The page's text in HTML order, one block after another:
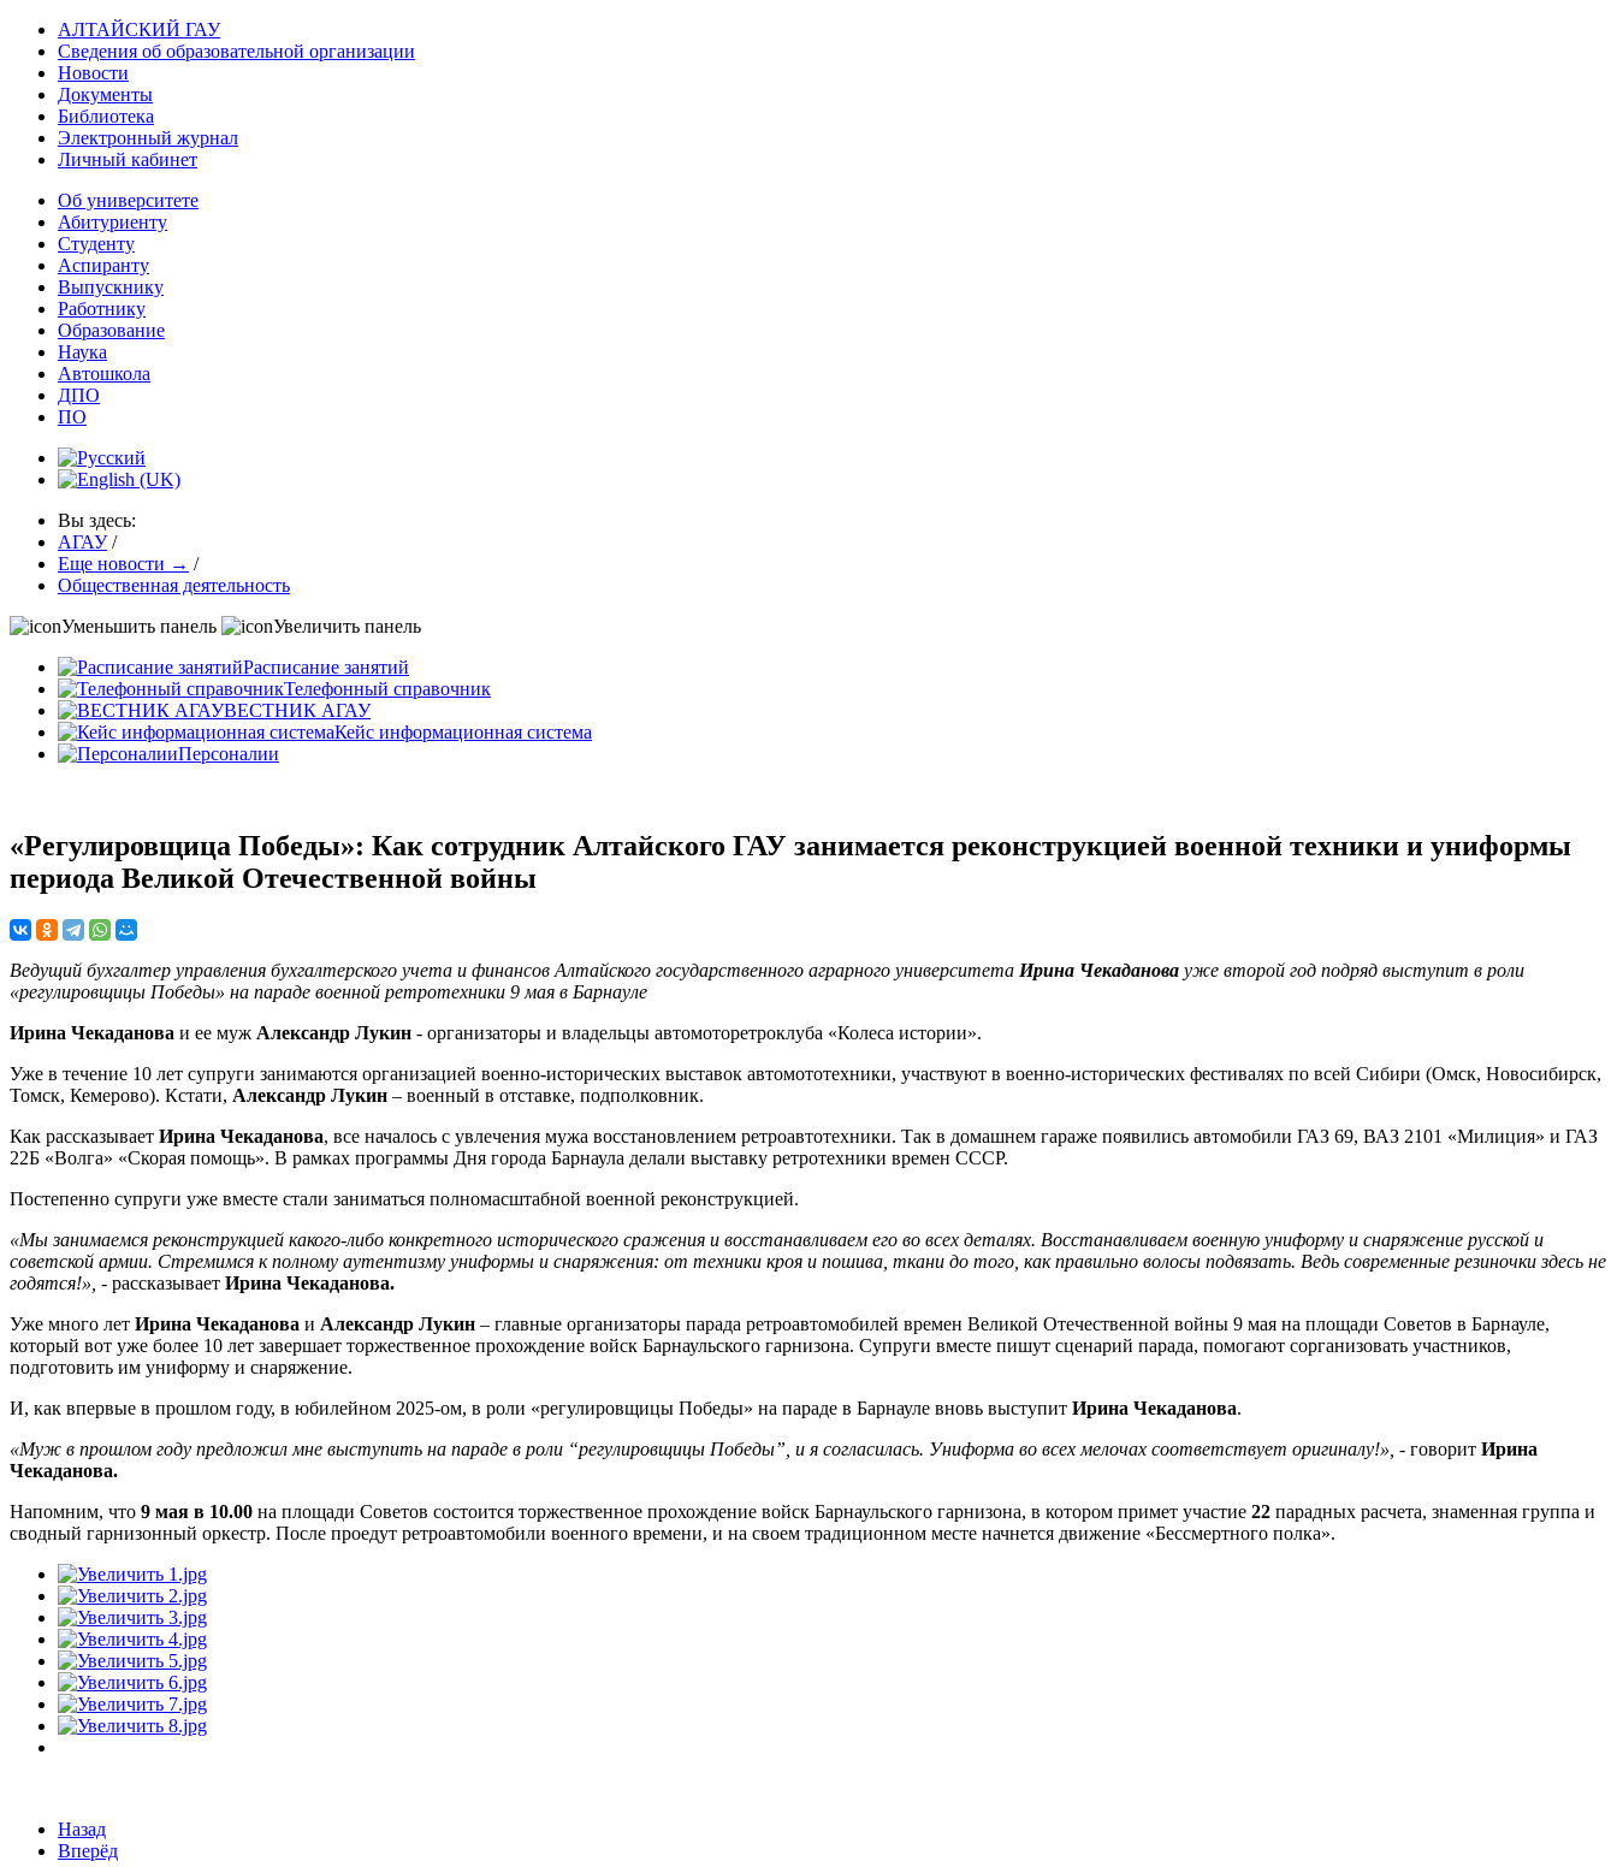
АЛТАЙСКИЙ ГАУ
Сведения об образовательной организации
Новости
Документы
Библиотека
Электронный журнал
Личный кабинет
Об университете
Абитуриенту
Студенту
Аспиранту
Выпускнику
Работнику
Образование
Наука
Автошкола
ДПО
ПО
Вы здесь:
АГАУ /
Еще новости → /
Общественная деятельность
Уменьшить панель
Увеличить панель
Расписание занятий
Телефонный справочник
ВЕСТНИК АГАУ
Кейс информационная система
Персоналии
«Регулировщица Победы»: Как сотрудник Алтайского ГАУ занимается реконструкцией военной техники и униформы
периода Великой Отечественной войны
Ведущий бухгалтер управления бухгалтерского учета и финансов Алтайского государственного аграрного университета Ирина Чекаданова уже второй год подряд выступит в роли
«регулировщицы Победы» на параде военной ретротехники 9 мая в Барнауле
Ирина Чекаданова и ее муж Александр Лукин - организаторы и владельцы автомоторетроклуба «Колеса истории».
Уже в течение 10 лет супруги занимаются организацией военно-исторических выставок автомототехники, участвуют в военно-исторических фестивалях по всей Сибири (Омск, Новосибирск,
Томск, Кемерово). Кстати, Александр Лукин – военный в отставке, подполковник.
Как рассказывает Ирина Чекаданова, все началось с увлечения мужа восстановлением ретроавтотехники. Так в домашнем гараже появились автомобили ГАЗ 69, ВАЗ 2101 «Милиция» и ГАЗ
22Б «Волга» «Скорая помощь». В рамках программы Дня города Барнаула делали выставку ретротехники времен СССР.
Постепенно супруги уже вместе стали заниматься полномасштабной военной реконструкцией.
«Мы занимаемся реконструкцией какого-либо конкретного исторического сражения и восстанавливаем его во всех деталях. Восстанавливаем военную униформу и снаряжение русской и
советской армии. Стремимся к полному аутентизму униформы и снаряжения: от техники кроя и пошива, ткани до того, как правильно волосы подвязать. Ведь современные резиночки здесь не
годятся!», - рассказывает Ирина Чекаданова.
Уже много лет Ирина Чекаданова и Александр Лукин – главные организаторы парада ретроавтомобилей времен Великой Отечественной войны 9 мая на площади Советов в Барнауле,
который вот уже более 10 лет завершает торжественное прохождение войск Барнаульского гарнизона. Супруги вместе пишут сценарий парада, помогают сорганизовать участников,
подготовить им униформу и снаряжение.
И, как впервые в прошлом году, в юбилейном 2025-ом, в роли «регулировщицы Победы» на параде в Барнауле вновь выступит Ирина Чекаданова.
«Муж в прошлом году предложил мне выступить на параде в роли “регулировщицы Победы”, и я согласилась. Униформа во всех мелочах соответствует оригиналу!», - говорит Ирина
Чекаданова.
Напомним, что 9 мая в 10.00 на площади Советов состоится торжественное прохождение войск Барнаульского гарнизона, в котором примет участие 22 парадных расчета, знаменная группа и
сводный гарнизонный оркестр. После проедут ретроавтомобили военного времени, и на своем традиционном месте начнется движение «Бессмертного полка».
Назад
Вперёд